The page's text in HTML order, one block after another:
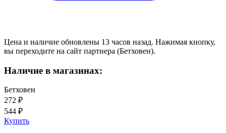
Цена и наличие обновлены 13 часов назад. Нажимая кнопку,
вы переходите на сайт партнера (Бетховен).
Наличие в магазинах:
Бетховен
272 ₽
544 ₽
Купить